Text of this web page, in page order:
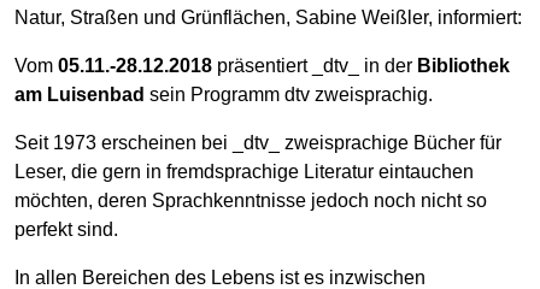
Natur, Straßen und Grünflächen, Sabine Weißler, informiert:
Vom 05.11.-28.12.2018 präsentiert _dtv_ in der Bibliothek
am Luisenbad sein Programm dtv zweisprachig.
Seit 1973 erscheinen bei _dtv_ zweisprachige Bücher für
Leser, die gern in fremdsprachige Literatur eintauchen
möchten, deren Sprachkenntnisse jedoch noch nicht so
perfekt sind.
In allen Bereichen des Lebens ist es inzwischen